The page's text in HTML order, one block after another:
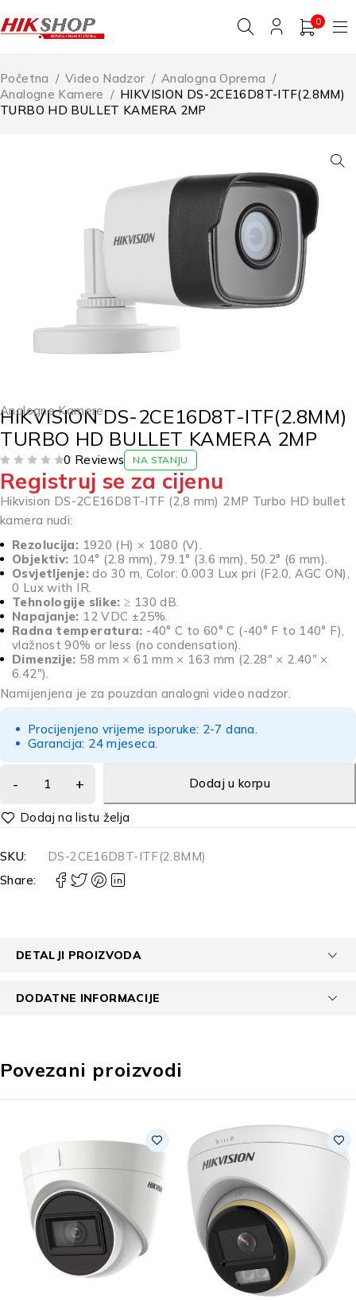
0
Početna / Video Nadzor / Analogna Oprema /
Analogne Kamere / HIKVISION DS-2CE16D8T-ITF(2.8MM)
TURBO HD BULLET KAMERA 2MP
Analogne Kamere
HIKVISION DS-2CE16D8T-ITF(2.8MM)
TURBO HD BULLET KAMERA 2MP
0 Reviews NA STANJU
Registruj se za cijenu
Hikvision DS-2CE16D8T-ITF (2,8 mm) 2MP Turbo HD bullet
kamera nudi:
Rezolucija: 1920 (H) × 1080 (V).
Objektiv: 104° (2.8 mm), 79.1° (3.6 mm), 50.2° (6 mm).
Osvjetljenje:do 30 m, Color: 0.003 Lux pri (F2.0, AGC ON),
0 Lux with IR.
Tehnologije slike: ≥ 130 dB.
Napajanje: 12 VDC ±25%.
Radna temperatura: -40° C to 60° C (-40° F to 140° F),
vlažnost 90% or less (no condensation).
Dimenzije: 58 mm × 61 mm × 163 mm (2.28″ × 2.40″ ×
6.42″).
Namijenjena je za pouzdan analogni video nadzor.
Procijenjeno vrijeme isporuke: 2-7 dana.
Garancija: 24 mjeseca.
Dodaj u korpu
Alternative:
SKU:
DS-2CE16D8T-ITF(2.8MM)
Share:
DETALJI PROIZVODA
DODATNE INFORMACIJE
Povezani proizvodi